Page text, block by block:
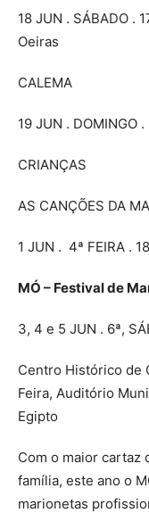
18 JUN . SÁBADO .
Oeiras
CALEMA
19 JUN . DOMINGO
CRIANÇAS
AS CANÇÕES DA
1 JUN . 4ª FEIRA .
MÓ – Festival de
3, 4 e 5 JUN . 6ª,
Centro Histórico de
Feira, Auditório
Egipto
Com o maior cartaz
família, este ano o
marionetas